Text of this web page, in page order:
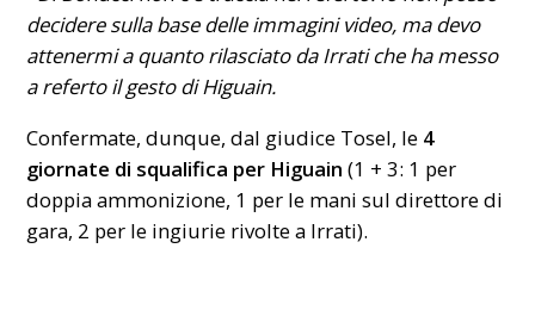
decidere sulla base delle immagini video, ma devo
attenermi a quanto rilasciato da Irrati che ha messo
a referto il gesto di Higuain.
Confermate, dunque, dal giudice Tosel, le 4
giornate di squalifica per Higuain (1 + 3: 1 per
doppia ammonizione, 1 per le mani sul direttore di
gara, 2 per le ingiurie rivolte a Irrati).